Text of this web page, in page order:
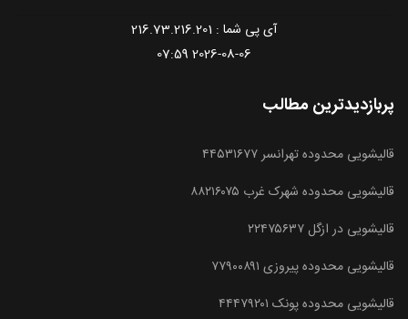
آی پی شما : 216.73.216.201
2026-08-06 07:59
پربازدیدترین مطالب
قالیشویی محدوده تهرانسر ۴۴۵۳۱۶۷۷
قالیشویی محدوده شهرک غرب ۸۸۲۱۶۰۷۵
قالیشویی در ازگل ۲۲۴۷۵۶۳۷
قالیشویی محدوده پیروزی ۷۷۹۰۰۸۹۱
قالیشویی محدوده پونک ۴۴۴۷۹۲۰۱